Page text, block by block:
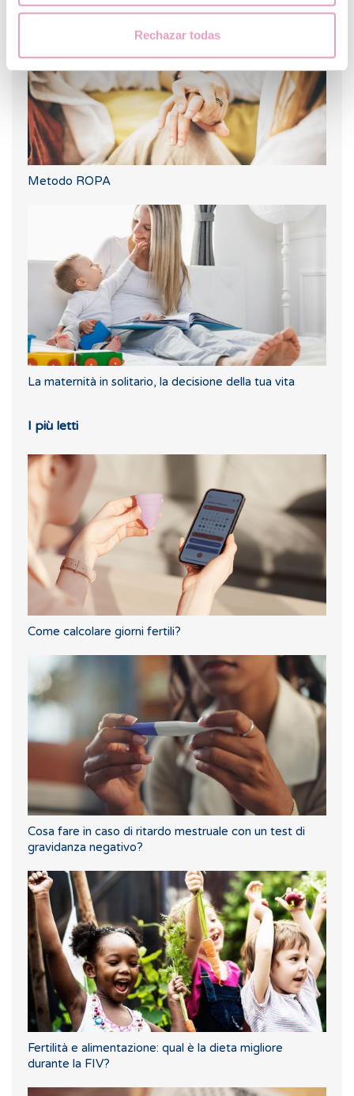
Rechazar todas
Metodo ROPA
La maternità in solitario, la decisione della tua vita
I più letti
Come calcolare giorni fertili?
Cosa fare in caso di ritardo mestruale con un test di
gravidanza negativo?
Fertilità e alimentazione: qual è la dieta migliore
durante la FIV?